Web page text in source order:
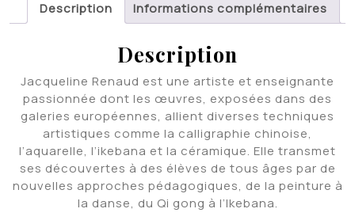
Description Informations complémentaires
Description
Jacqueline Renaud est une artiste et enseignante
passionnée dont les œuvres, exposées dans des
galeries européennes, allient diverses techniques
artistiques comme la calligraphie chinoise,
l’aquarelle, l’ikebana et la céramique. Elle transmet
ses découvertes à des élèves de tous âges par de
nouvelles approches pédagogiques, de la peinture à
la danse, du Qi gong à l’Ikebana.